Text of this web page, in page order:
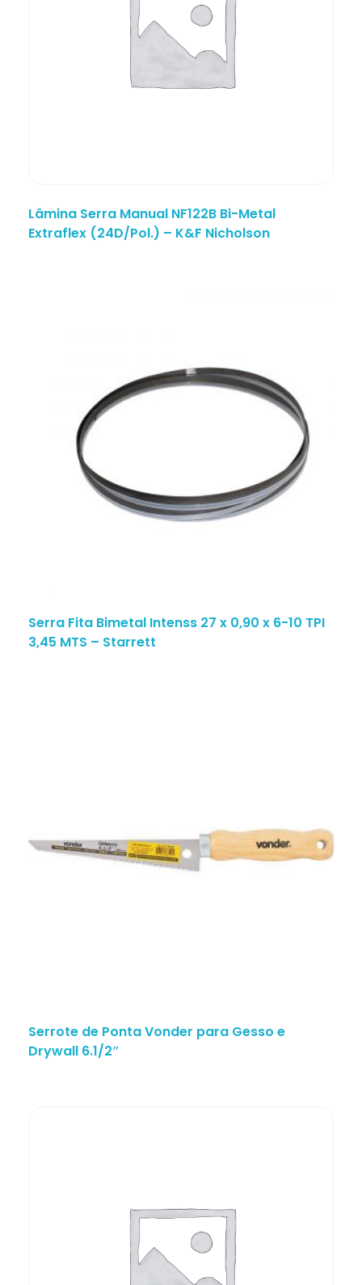
Lâmina Serra Manual NF122B Bi-Metal
Extraflex (24D/Pol.) – K&F Nicholson
Serra Fita Bimetal Intenss 27 x 0,90 x 6-10 TPI
3,45 MTS – Starrett
Serrote de Ponta Vonder para Gesso e
Drywall 6.1/2″